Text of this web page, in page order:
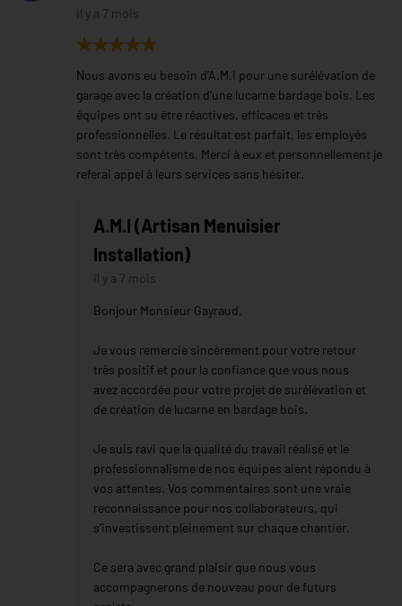
il y a 7 mois
Nous avons eu besoin d’A.M.I pour une surélévation de
garage avec la création d’une lucarne bardage bois. Les
équipes ont su être réactives, efficaces et très
professionnelles. Le résultat est parfait, les employés
sont très compétents. Merci à eux et personnellement je
referai appel à leurs services sans hésiter.
A.M.I (Artisan Menuisier
Installation)
il y a 7 mois
Bonjour Monsieur Gayraud,
Je vous remercie sincèrement pour votre retour
très positif et pour la confiance que vous nous
avez accordée pour votre projet de surélévation et
de création de lucarne en bardage bois.
Je suis ravi que la qualité du travail réalisé et le
professionnalisme de nos équipes aient répondu à
vos attentes. Vos commentaires sont une vraie
reconnaissance pour nos collaborateurs, qui
s’investissent pleinement sur chaque chantier.
Ce sera avec grand plaisir que nous vous
accompagnerons de nouveau pour de futurs